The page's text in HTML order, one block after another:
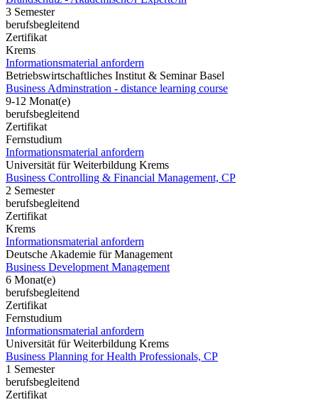
3 Semester
berufsbegleitend
Zertifikat
Krems
Informationsmaterial anfordern
Betriebswirtschaftliches Institut & Seminar Basel
Business Adminstration - distance learning course
9-12 Monat(e)
berufsbegleitend
Zertifikat
Fernstudium
Informationsmaterial anfordern
Universität für Weiterbildung Krems
Business Controlling & Financial Management, CP
2 Semester
berufsbegleitend
Zertifikat
Krems
Informationsmaterial anfordern
Deutsche Akademie für Management
Business Development Management
6 Monat(e)
berufsbegleitend
Zertifikat
Fernstudium
Informationsmaterial anfordern
Universität für Weiterbildung Krems
Business Planning for Health Professionals, CP
1 Semester
berufsbegleitend
Zertifikat